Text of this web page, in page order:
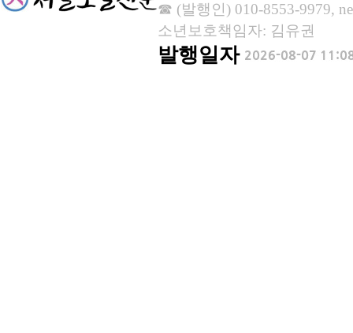
☎ (발행인) 010-8553-9979,
소년보호책임자: 김유권
발행일자